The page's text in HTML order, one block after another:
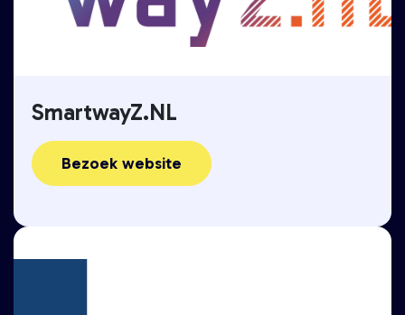
SmartwayZ.NL
Bezoek website